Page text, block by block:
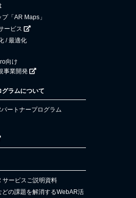
「AR Maps」
ービス
/ 最適化
向け
事業開発
ラムについて
ートナープログラム
サービスご説明資料
どの課題を解消するWebAR活